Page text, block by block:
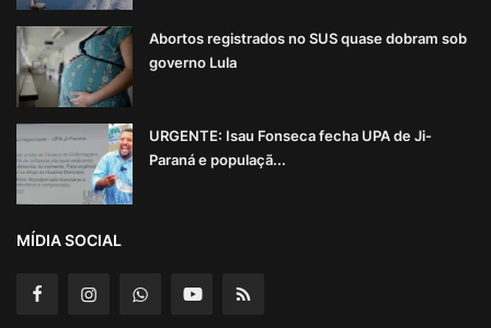
Abortos registrados no SUS quase dobram sob
governo Lula
URGENTE: Isau Fonseca fecha UPA de Ji-
Paraná e populaçã...
MÍDIA SOCIAL